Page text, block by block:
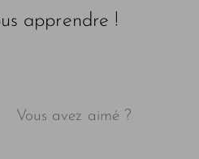
apprendre !
Vous avez aimé ?